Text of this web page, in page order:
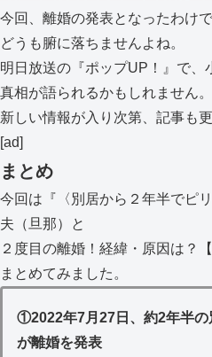
今回、離婚の発表となったわけで
どうも腑に落ちませんよね。
明日放送の『ポップUP！』で、
真相が語られるかもしれません。
新しい情報が入り次第、記事も
[ad]
まとめ
今回は『〈別居から２年半でピ
夫（旦那）と
２度目の離婚！経緯・原因は？
まとめてみました。
①2022年7月27日、約2年半の
が離婚を発表